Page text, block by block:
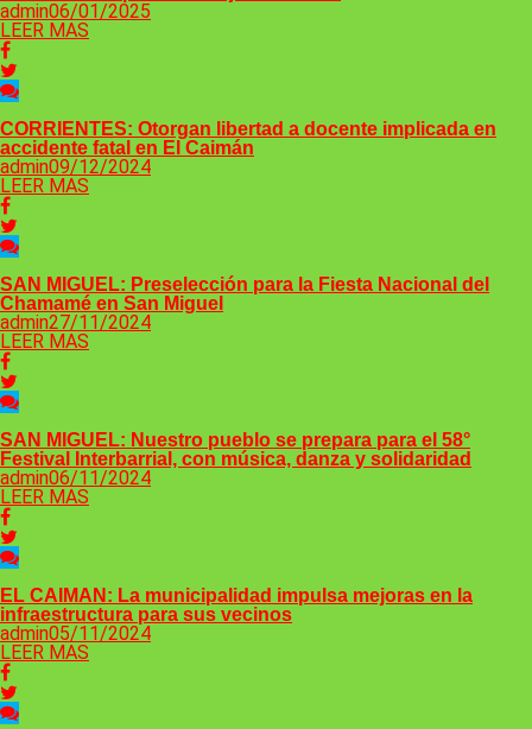
admin06/01/2025
LEER MAS
CORRIENTES: Otorgan libertad a docente implicada en
accidente fatal en El Caimán
admin09/12/2024
LEER MAS
SAN MIGUEL: Preselección para la Fiesta Nacional del
Chamamé en San Miguel
admin27/11/2024
LEER MAS
SAN MIGUEL: Nuestro pueblo se prepara para el 58°
Festival Interbarrial, con música, danza y solidaridad
admin06/11/2024
LEER MAS
EL CAIMAN: La municipalidad impulsa mejoras en la
infraestructura para sus vecinos
admin05/11/2024
LEER MAS